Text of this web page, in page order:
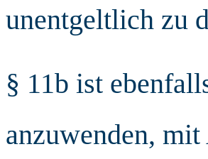
unentgeltlich zu
§ 11b ist
anzuwenden,